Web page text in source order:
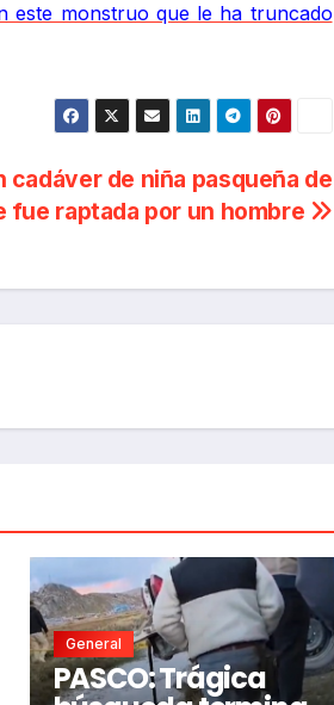
este monstruo que le ha truncado
cadáver de niña pasqueña de
fue raptada por un hombre
General
PASCO: Trágica